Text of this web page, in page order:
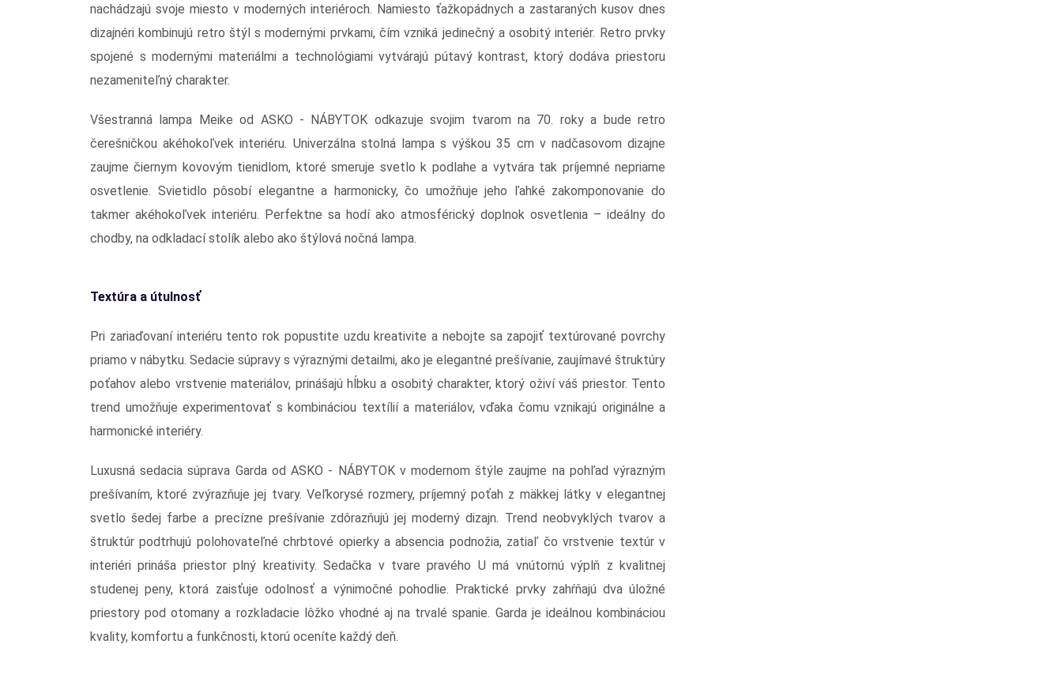
nachádzajú svoje miesto v moderných interiéroch. Namiesto ťažkopádnych a zastaraných kusov dnes
dizajnéri kombinujú retro štýl s modernými prvkami, čím vzniká jedinečný a osobitý interiér. Retro prvky
spojené s modernými materiálmi a technológiami vytvárajú pútavý kontrast, ktorý dodáva priestoru
nezameniteľný charakter.
Všestranná lampa Meike od ASKO - NÁBYTOK odkazuje svojim tvarom na 70. roky a bude retro
čerešničkou akéhokoľvek interiéru. Univerzálna stolná lampa s výškou 35 cm v nadčasovom dizajne
zaujme čiernym kovovým tienidlom, ktoré smeruje svetlo k podlahe a vytvára tak príjemné nepriame
osvetlenie. Svietidlo pôsobí elegantne a harmonicky, čo umožňuje jeho ľahké zakomponovanie do
takmer akéhokoľvek interiéru. Perfektne sa hodí ako atmosférický doplnok osvetlenia – ideálny do
chodby, na odkladací stolík alebo ako štýlová nočná lampa.
Textúra a útulnosť
Pri zariaďovaní interiéru tento rok popustite uzdu kreativite a nebojte sa zapojiť textúrované povrchy
priamo v nábytku. Sedacie súpravy s výraznými detailmi, ako je elegantné prešívanie, zaujímavé štruktúry
poťahov alebo vrstvenie materiálov, prinášajú hĺbku a osobitý charakter, ktorý oživí váš priestor. Tento
trend umožňuje experimentovať s kombináciou textílií a materiálov, vďaka čomu vznikajú originálne a
harmonické interiéry.
Luxusná sedacia súprava Garda od ASKO - NÁBYTOK v modernom štýle zaujme na pohľad výrazným
prešívaním, ktoré zvýrazňuje jej tvary. Veľkorysé rozmery, príjemný poťah z mäkkej látky v elegantnej
svetlo šedej farbe a precízne prešívanie zdôrazňujú jej moderný dizajn. Trend neobvyklých tvarov a
štruktúr podtrhujú polohovateľné chrbtové opierky a absencia podnožia, zatiaľ čo vrstvenie textúr v
interiéri prináša priestor plný kreativity. Sedačka v tvare pravého U má vnútornú výplň z kvalitnej
studenej peny, ktorá zaisťuje odolnosť a výnimočné pohodlie. Praktické prvky zahŕňajú dva úložné
priestory pod otomany a rozkladacie lôžko vhodné aj na trvalé spanie. Garda je ideálnou kombináciou
kvality, komfortu a funkčnosti, ktorú oceníte každý deň.